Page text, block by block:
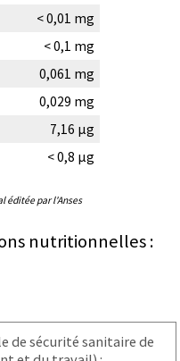
< 0,01 mg
< 0,1 mg
0,061 mg
0,029 mg
7,16 µg
< 0,8 µg
éditée par l'Anses
nutritionnelles :
de sécurité sanitaire de